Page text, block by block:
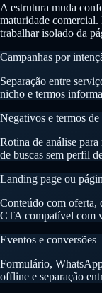
A estrutura muda
maturidade
trabalhar isolado da
Campanhas por
Separação entre
nicho e termos
Negativos e termos de
Rotina de análise para
de buscas sem perfil
Landing page ou
Conteúdo com oferta,
CTA compatível com
Eventos e conversões
Formulário,
offline e separação